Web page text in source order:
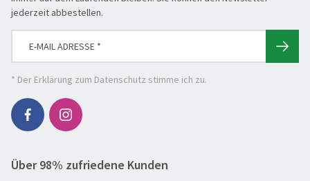
Entspannen & Wohlfühlen
Erlebnisreise
Flugreisen
Flusskreuzfahrt
Genussreise
Hochseekreuzfahrt
jederzeit abbestellen.
* Der Erklärung zum Datenschutz stimme ich zu.
Über 98% zufriedene Kunden